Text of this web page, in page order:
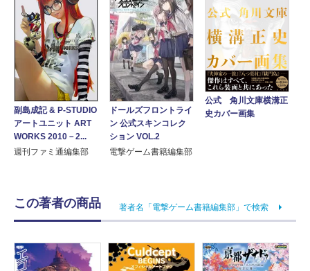
副島成記 & P-STUDIO
アートユニット ART
WORKS 2010－2...
週刊ファミ通編集部
ドールズフロントライ
ン 公式スキンコレク
ション VOL.2
電撃ゲーム書籍編集部
公式 角川文庫横溝正
史カバー画集
この著者の商品 著者名「電撃ゲーム書籍編集部」で検索